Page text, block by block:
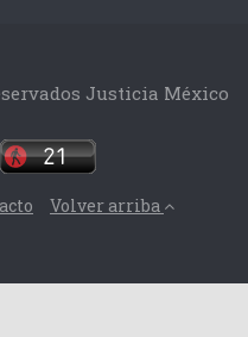
Justicia México
Volver arriba